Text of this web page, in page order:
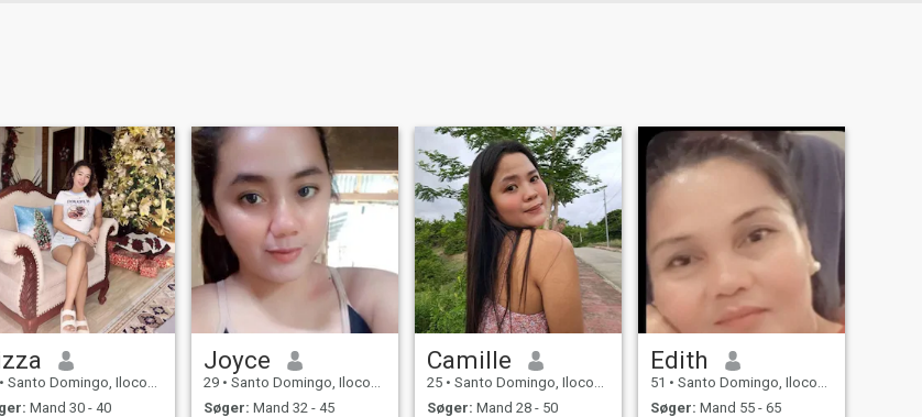
• Santo Domingo, Ilocos Sur, Filippinerne
Mand 30 - 40
Joyce
29 • Santo Domingo, Ilocos Sur, Filippinerne
Søger: Mand 32 - 45
Camille
25 • Santo Domingo, Ilocos Sur, Filippinerne
Søger: Mand 28 - 50
Edith
51 • Santo Domingo, Ilocos Sur, Filippinerne
Søger: Mand 55 - 65